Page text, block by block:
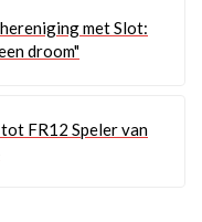
met Slot:
droom"
FR12 Speler van